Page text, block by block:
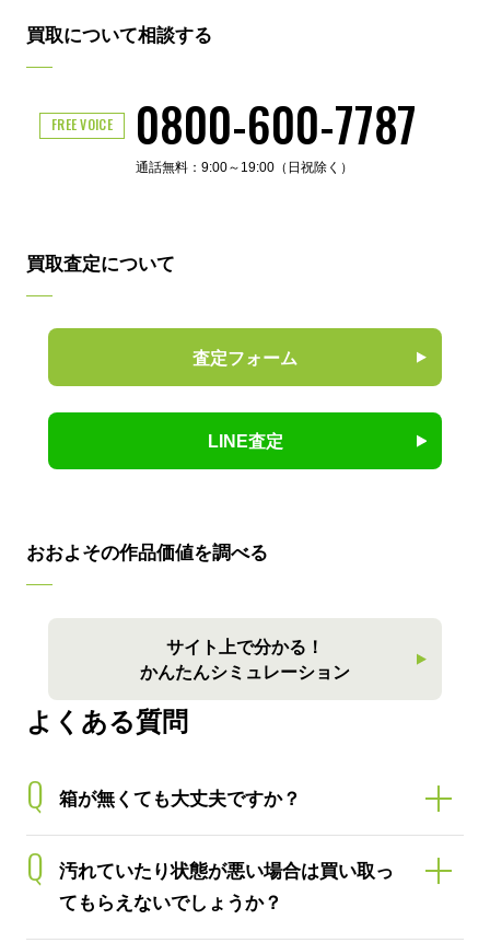
買取について相談する
FREE VOICE 0800-600-7787
通話無料：9:00～19:00（日祝除く）
買取査定について
査定フォーム
LINE査定
おおよその作品価値を調べる
サイト上で分かる！
かんたんシミュレーション
よくある質問
Q 箱が無くても大丈夫ですか？
Q
汚れていたり状態が悪い場合は買い取っ
てもらえないでしょうか？